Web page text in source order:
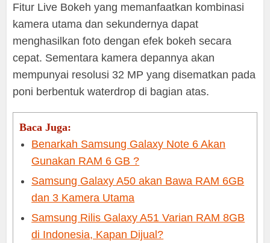
Fitur Live Bokeh yang memanfaatkan kombinasi
kamera utama dan sekundernya dapat
menghasilkan foto dengan efek bokeh secara
cepat. Sementara kamera depannya akan
mempunyai resolusi 32 MP yang disematkan pada
poni berbentuk waterdrop di bagian atas.
Baca Juga:
Benarkah Samsung Galaxy Note 6 Akan
Gunakan RAM 6 GB ?
Samsung Galaxy A50 akan Bawa RAM 6GB
dan 3 Kamera Utama
Samsung Rilis Galaxy A51 Varian RAM 8GB
di Indonesia, Kapan Dijual?